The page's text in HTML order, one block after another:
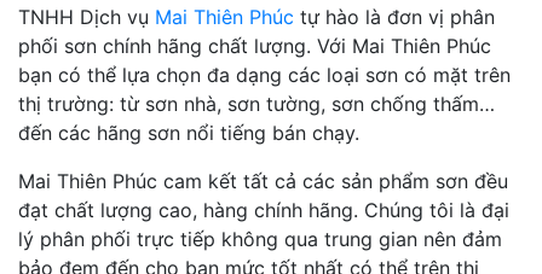
TNHH Dịch vụ Mai Thiên Phúc tự hào là đơn vị phân
phối sơn chính hãng chất lượng. Với Mai Thiên Phúc
bạn có thể lựa chọn đa dạng các loại sơn có mặt trên
thị trường: từ sơn nhà, sơn tường, sơn chống thấm…
đến các hãng sơn nổi tiếng bán chạy.
Mai Thiên Phúc cam kết tất cả các sản phẩm sơn đều
đạt chất lượng cao, hàng chính hãng. Chúng tôi là đại
lý phân phối trực tiếp không qua trung gian nên đảm
bảo đem đến cho bạn mức tốt nhất có thể trên thị